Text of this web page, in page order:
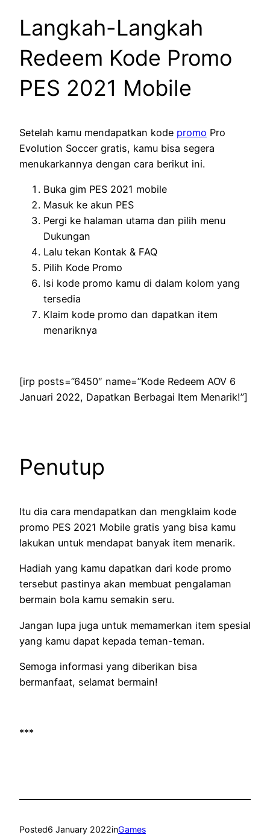
Langkah-Langkah
Redeem Kode Promo
PES 2021 Mobile
Setelah kamu mendapatkan kode promo Pro
Evolution Soccer gratis, kamu bisa segera
menukarkannya dengan cara berikut ini.
Buka gim PES 2021 mobile
Masuk ke akun PES
Pergi ke halaman utama dan pilih menu
Dukungan
Lalu tekan Kontak & FAQ
Pilih Kode Promo
Isi kode promo kamu di dalam kolom yang
tersedia
Klaim kode promo dan dapatkan item
menariknya
[irp posts=”6450″ name=”Kode Redeem AOV 6
Januari 2022, Dapatkan Berbagai Item Menarik!”]
Penutup
Itu dia cara mendapatkan dan mengklaim kode
promo PES 2021 Mobile gratis yang bisa kamu
lakukan untuk mendapat banyak item menarik.
Hadiah yang kamu dapatkan dari kode promo
tersebut pastinya akan membuat pengalaman
bermain bola kamu semakin seru.
Jangan lupa juga untuk memamerkan item spesial
yang kamu dapat kepada teman-teman.
Semoga informasi yang diberikan bisa
bermanfaat, selamat bermain!
***
Posted6 January 2022inGames